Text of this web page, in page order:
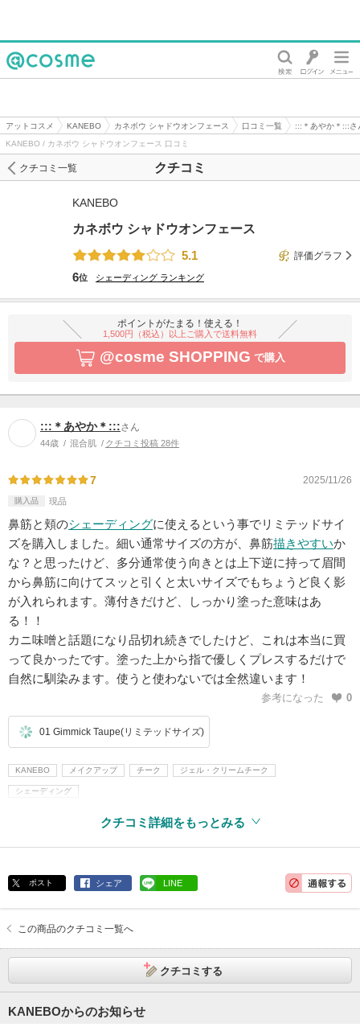
アットコスメ KANEBO カネボウ シャドウオンフェース 口コミ一覧
:::＊あやか＊:::さ
KANEBO / カネボウ シャドウオンフェース 口コミ
クチコミ
クチコミ一覧
KANEBO
カネボウ シャドウオンフェース
5.1
評価グラフ
6位 シェーディング ランキング
ポイントがたまる！使える！
1,500円（税込）以上ご購入で送料無料
@cosme SHOPPING で購入
:::＊あやか＊:::さん
44歳 混合肌 クチコミ投稿 28件
7 2025/11/26
購入品 現品
鼻筋と頬のシェーディングに使えるという事でリミテッドサイ
ズを購入しました。細い通常サイズの方が、鼻筋描きやすいか
な？と思ったけど、多分通常使う向きとは上下逆に持って眉間
から鼻筋に向けてスッと引くと太いサイズでもちょうど良く影
が入れられます。薄付きだけど、しっかり塗った意味はあ
る！！
カニ味噌と話題になり品切れ続きでしたけど、これは本当に買
って良かったです。塗った上から指で優しくプレスするだけで
自然に馴染みます。使うと使わないでは全然違います！
参考になった 0
01 Gimmick Taupe(リミテッドサイズ)
KANEBO メイクアップ チーク ジェル・クリームチーク
シェーディング
クチコミ詳細をもっとみる
ポスト シェア LINE
この商品のクチコミ一覧へ
クチコミする
KANEBOからのお知らせ